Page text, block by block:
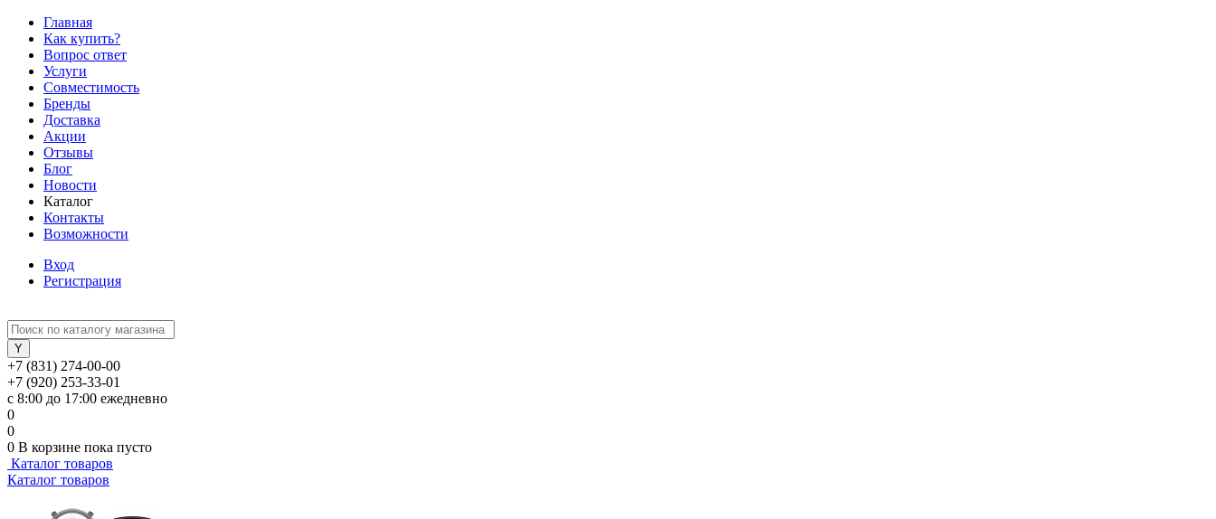
Главная
Как купить?
Вопрос ответ
Услуги
Совместимость
Бренды
Доставка
Акции
Отзывы
Блог
Новости
Каталог
Контакты
Возможности
Вход
Регистрация
+7 (831) 274-00-00
+7 (920) 253-33-01
с 8:00 до 17:00 ежедневно
0
0
0 В корзине пока пусто
Каталог товаров
Каталог товаров